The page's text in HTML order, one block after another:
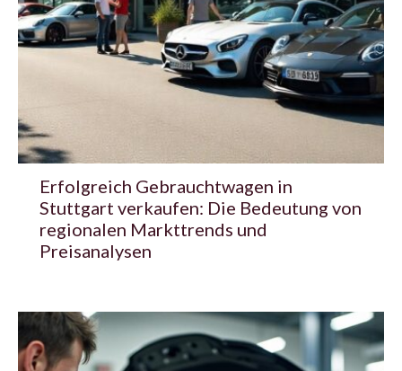
Erfolgreich Gebrauchtwagen in
Stuttgart verkaufen: Die Bedeutung von
regionalen Markttrends und
Preisanalysen